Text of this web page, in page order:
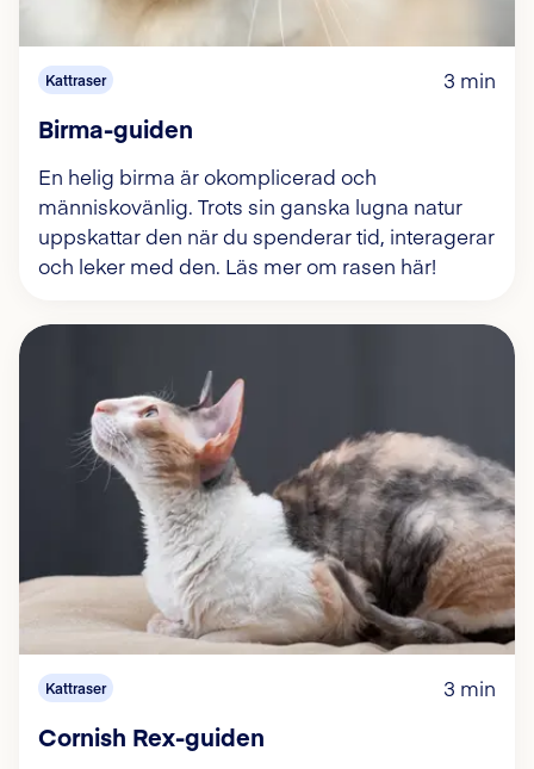
Kattraser 3 min
Birma-guiden
En helig birma är okomplicerad och
människovänlig. Trots sin ganska lugna natur
uppskattar den när du spenderar tid, interagerar
och leker med den. Läs mer om rasen här!
Kattraser 3 min
Cornish Rex-guiden